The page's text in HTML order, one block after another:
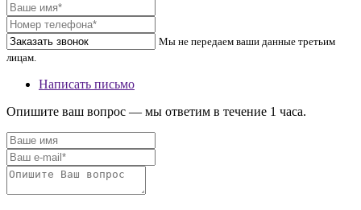
Мы не передаем ваши данные третьим
лицам.
Написать письмо
Опишите ваш вопрос — мы ответим в течение 1 часа.